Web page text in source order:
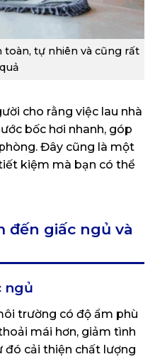
toàn, tự nhiên và cũng rất
cho rằng việc lau nhà
bốc hơi nhanh, góp
Đây cũng là một
kiệm mà bạn có thể
đến giấc ngủ và
ngủ
trường có độ ẩm phù
mái hơn, giảm tình
đó cải thiện chất lượng